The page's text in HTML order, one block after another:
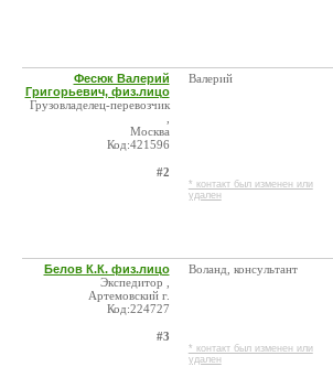
Фесюк Валерий
Григорьевич, физ.лицо
Грузовладелец-перевозчик
Москва
Код:421596
#2
Валерий
* контакт был изменен или
удален
Белов К.К. физ.лицо
Экспедитор ,
Артемовский г.
Код:224727
#3
Воланд, консультант
* контакт был изменен или
удален